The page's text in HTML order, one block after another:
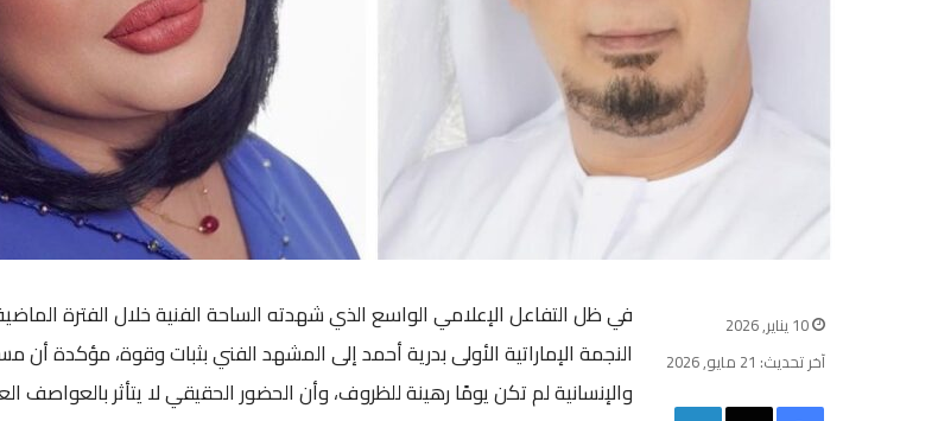
في ظل التفاعل الإعلامي الواسع الذي شهدته الساحة الفنية خلال الفترة
النجمة الإماراتية الأولى بدرية أحمد إلى المشهد الفني بثبات وقوة، مؤكدة أن
والإنسانية لم تكن يومًا رهينة للظروف، وأن الحضور الحقيقي لا يتأثر بالعواصف
10 يناير, 2026
آخر تحديث: 21 مايو, 2026
فيسبوك‫X
لينكدإن